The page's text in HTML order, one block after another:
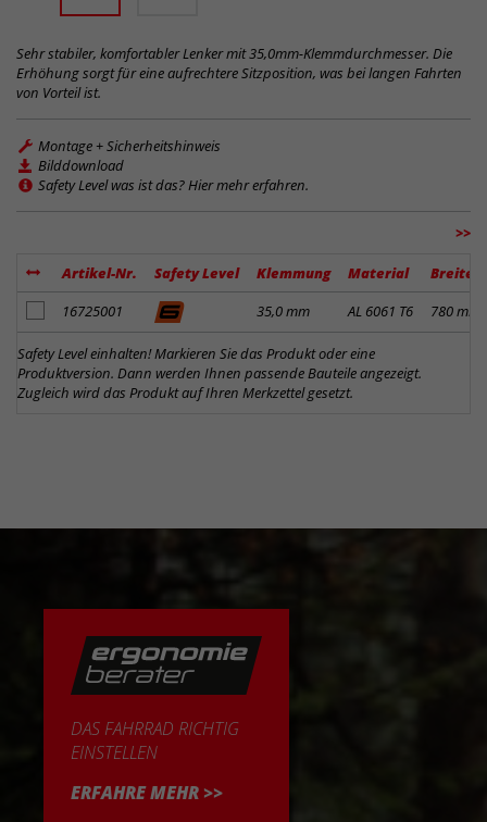
Sehr stabiler, komfortabler Lenker mit 35,0mm-Klemmdurchmesser. Die
Erhöhung sorgt für eine aufrechtere Sitzposition, was bei langen Fahrten
von Vorteil ist.
Montage + Sicherheitshinweis
Bilddownload
Safety Level was ist das? Hier mehr erfahren.
>>
Artikel-Nr. Safety Level Klemmung Material
Breite
Artikel zum Merkzettel hinzufügen
16725001 35,0 mm AL 6061 T6 780 mm
Safety Level einhalten! Markieren Sie das Produkt oder eine
Produktversion. Dann werden Ihnen passende Bauteile angezeigt.
Zugleich wird das Produkt auf Ihren Merkzettel gesetzt.
DAS FAHRRAD RICHTIG
EINSTELLEN
ERFAHRE MEHR >>